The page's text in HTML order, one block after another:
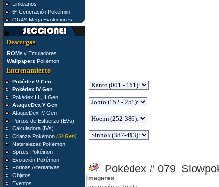
Linkeanos
6ª Generación Pokémon
ORAS Mega Evoluciones
Descargas
ROMsy Emuladores
WallpapersPokémon
Entrenamiento
Pokédex V Gen
Pokédex IV Gen
Pokédex I,II,III Gen
AtaqueDex V Gen
AtaqueDex IV Gen
Puntos de Esfuerzo (EVs)
Calculadora (IVs)
Crianza Pokémon (6ª Gen)
Naturalezas Pokémon
Sprites Pokémon
Evolución Pokémon
Formas Alternativas
Objetos
Eventos
Pokédex # 079
Imagenes